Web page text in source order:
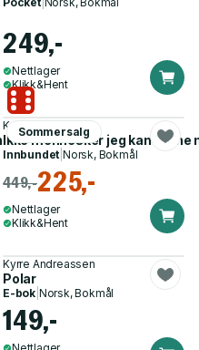
249,-
Nettlager
Klikk&Hent
Sommersalg
Kyrre Andreassen
Ikke mennesker jeg kan regne
Innbundet |Norsk, Bokmål
449,-225,-
Nettlager
Klikk&Hent
Kyrre Andreassen
Polar
E-bok Norsk, Bokmål
149,-